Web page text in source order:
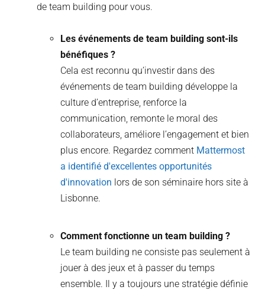
de team building pour vous.
Les événements de team building sont-ils
bénéfiques ?
Cela est reconnu qu’investir dans des
événements de team building développe la
culture d’entreprise, renforce la
communication, remonte le moral des
collaborateurs, améliore l’engagement et bien
plus encore. Regardez comment Mattermost
a identifié d'excellentes opportunités
d'innovation lors de son séminaire hors site à
Lisbonne.
Comment fonctionne un team building ?
Le team building ne consiste pas seulement à
jouer à des jeux et à passer du temps
ensemble. Il y a toujours une stratégie définie